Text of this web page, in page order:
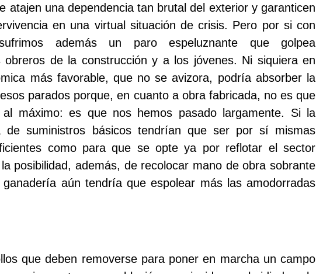
atajen una dependencia tan brutal del exterior y garanticen
en una virtual situación de crisis. Pero por si con
además un paro espeluznante que golpea
obreros de la construcción y a los jóvenes. Ni siquiera en
más favorable, que no se avizora, podría absorber la
parados porque, en cuanto a obra fabricada, no es que
al máximo: es que nos hemos pasado largamente. Si la
de suministros básicos tendrían que ser por sí mismas
como para que se opte ya por reflotar el sector
posibilidad, además, de recolocar mano de obra sobrante
aún tendría que espolear más las amodorradas
que deben removerse para poner en marcha un campo